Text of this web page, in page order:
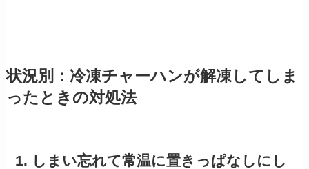
状況別：冷凍チャーハンが解凍してしま
ったときの対処法
1. しまい忘れて常温に置きっぱなしにし